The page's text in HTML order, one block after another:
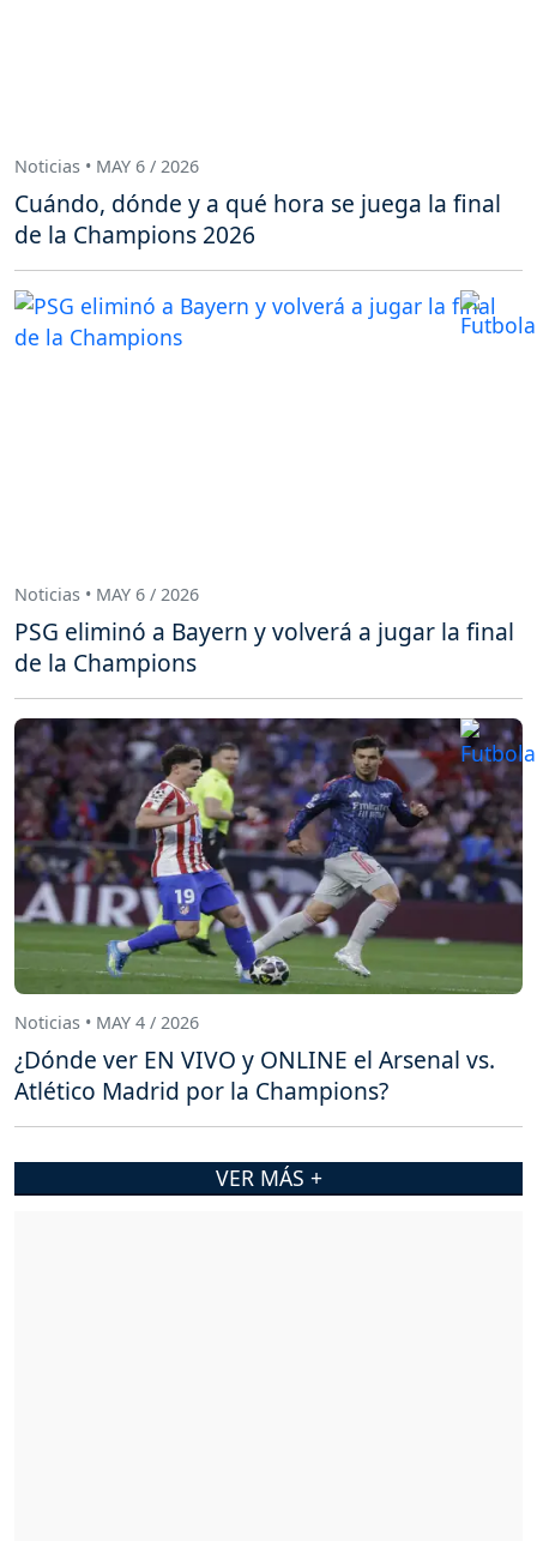
Noticias • MAY 6 / 2026
Cuándo, dónde y a qué hora se juega la final
de la Champions 2026
Noticias • MAY 6 / 2026
PSG eliminó a Bayern y volverá a jugar la final
de la Champions
Noticias • MAY 4 / 2026
¿Dónde ver EN VIVO y ONLINE el Arsenal vs.
Atlético Madrid por la Champions?
VER MÁS +